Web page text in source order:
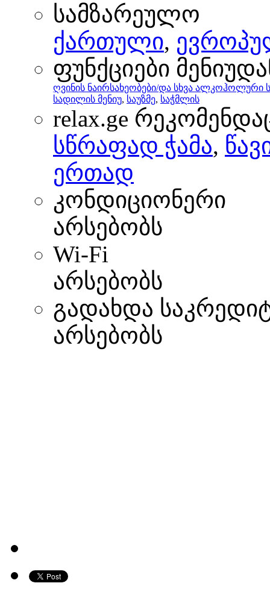
სამზარეულო
ქართული,
ფუნქციები
ღვინის ნაირსახეობები/და სხვა ალკოჰოლური
სადილის მენიუ, საუზმე, საჭმლის
relax.ge
სწრაფად ჭამა,
ერთად
კონდიციონერი
არსებობს
Wi-Fi
არსებობს
გადახდა
არსებობს